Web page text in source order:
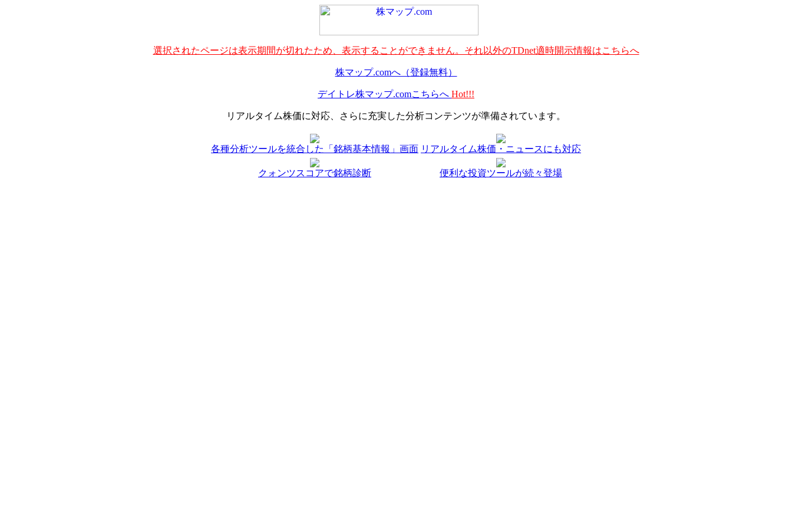
選択されたページは表示期間が切れたため、表示することができません。それ以外のTDnet適時開示情報はこちらへ
株マップ.comへ（登録無料）
デイトレ株マップ.comこちらへ Hot!!!
リアルタイム株価に対応、さらに充実した分析コンテンツが準備されています。
各種分析ツールを統合した「銘柄基本情報」画面 リアルタイム株価・ニュースにも対応
クォンツスコアで銘柄診断 便利な投資ツールが続々登場